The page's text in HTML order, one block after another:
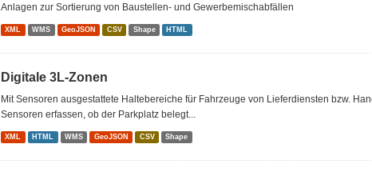
Anlagen zur Sortierung von Baustellen- und Gewerbemischabfällen
XML WMS GeoJSON CSV Shape HTML
Digitale 3L-Zonen
Mit Sensoren ausgestattete Haltebereiche für Fahrzeuge von Lieferdiensten bzw.
Sensoren erfassen, ob der Parkplatz belegt...
XML HTML WMS GeoJSON CSV Shape